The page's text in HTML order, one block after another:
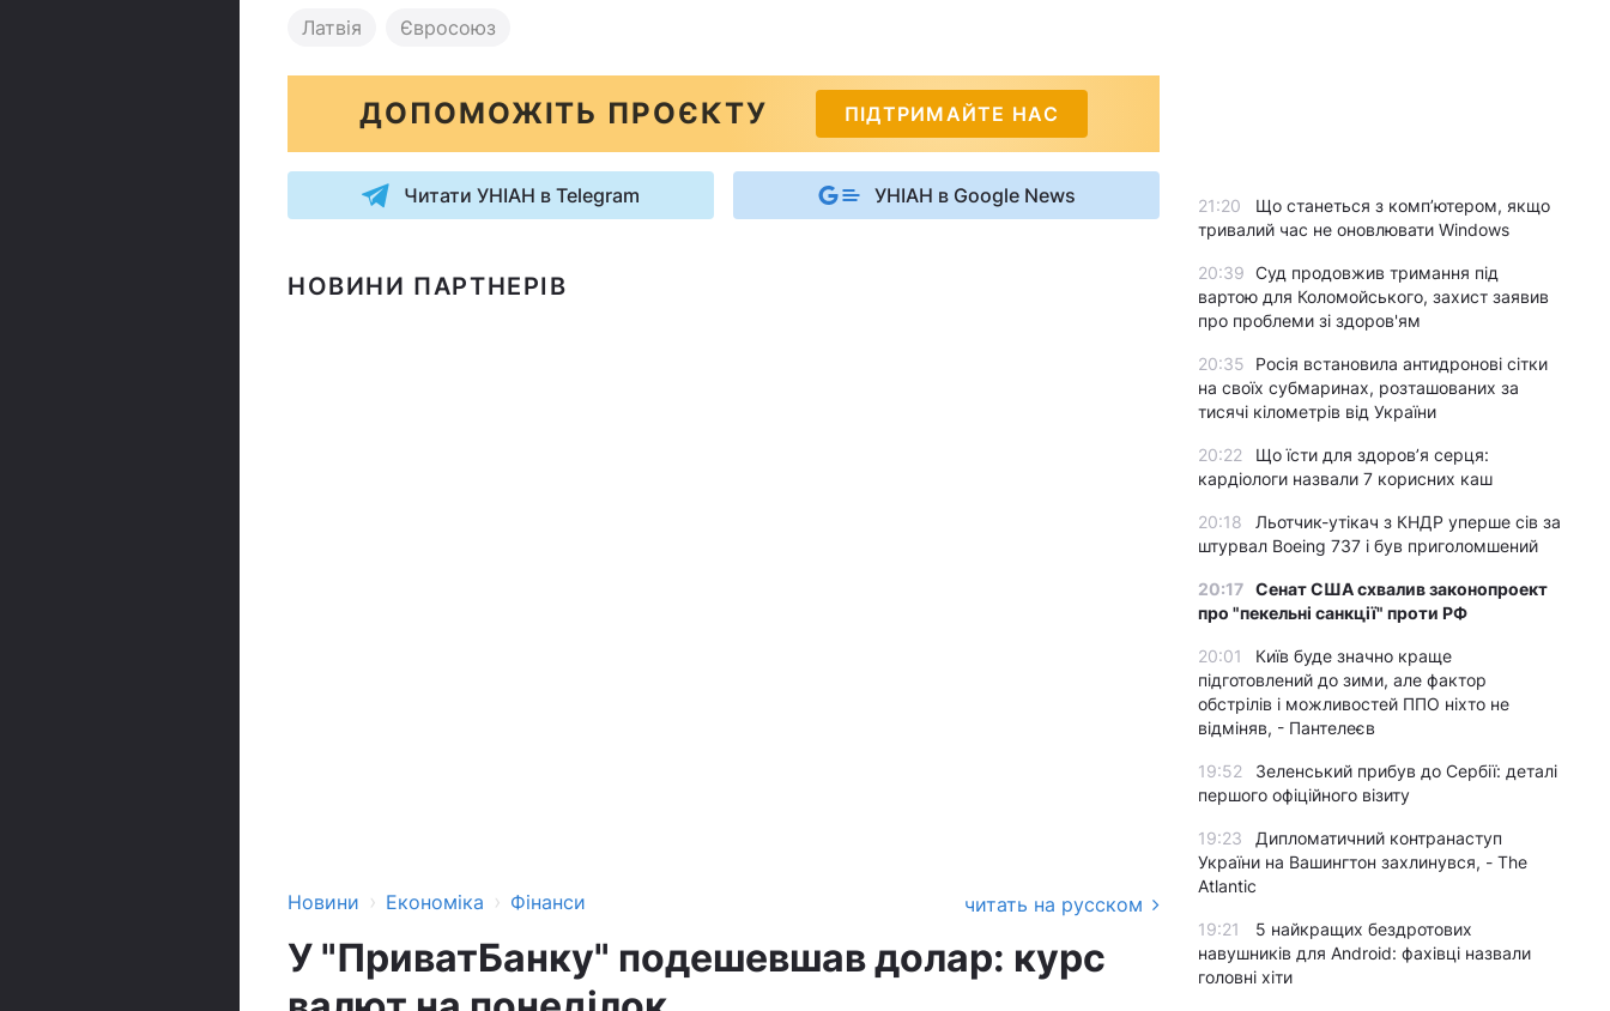
Латвія Євросоюз
ДОПОМОЖІТЬ ПРОЄКТУ ПІДТРИМАЙТЕ НАС
Читати УНІАН в Telegram УНІАН в Google News
НОВИНИ ПАРТНЕРІВ
Новини › Економіка › Фінанси читать на русском
У "ПриватБанку" подешевшав долар: курс
21:20
Що станеться з комп’ютером, якщо
тривалий час не оновлювати Windows
20:39 Суд продовжив тримання під
вартою для Коломойського, захист заявив
про проблеми зі здоров'ям
20:35
Росія встановила антидронові сітки
на своїх субмаринах, розташованих за
тисячі кілометрів від України
20:22
Що їсти для здоров’я серця:
кардіологи назвали 7 корисних каш
20:18
Льотчик-утікач з КНДР уперше сів за
штурвал Boeing 737 і був приголомшений
20:17 Сенат США схвалив законопроект
про "пекельні санкції" проти РФ
20:01
Київ буде значно краще
підготовлений до зими, але фактор
обстрілів і можливостей ППО ніхто не
відміняв, - Пантелеєв
19:52
Зеленський прибув до Сербії: деталі
першого офіційного візиту
19:23
Дипломатичний контранаступ
України на Вашингтон захлинувся, - The
Atlantic
19:21
5 найкращих бездротових
навушників для Android: фахівці назвали
головні хіти